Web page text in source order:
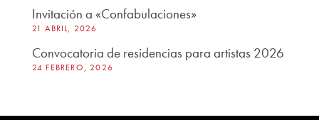
Invitación a «Confabulaciones»
21 ABRIL, 2026
Convocatoria de residencias para artistas 2026
24 FEBRERO, 2026